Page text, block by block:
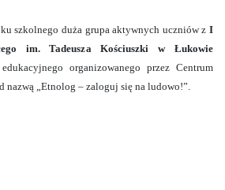
szkolnego duża grupa aktywnych uczniów z I
im. Tadeusza Kościuszki w Łukowie
organizowanego przez Centrum
nazwą „Etnolog – zaloguj się na ludowo!”.